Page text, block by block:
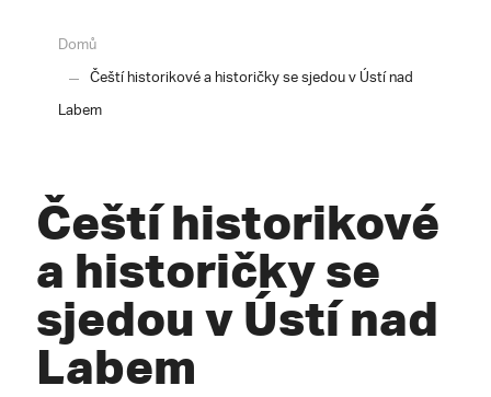
Domů
Čeští historikové a historičky se sjedou v Ústí nad
Labem
Čeští historikové
a historičky se
sjedou v Ústí nad
Labem